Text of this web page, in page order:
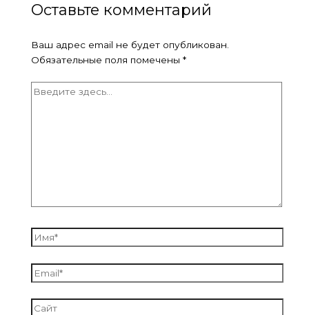
Оставьте комментарий
Ваш адрес email не будет опубликован.
Обязательные поля помечены *
Введите
Имя*
Email*
Сайт